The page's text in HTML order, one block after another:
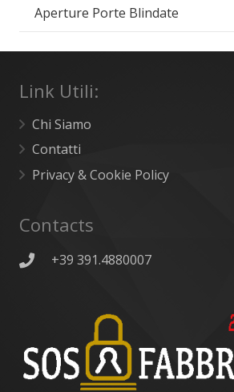
Aperture Porte Blindate
Link Utili:
Chi Siamo
Contatti
Privacy & Cookie Policy
Contacts
+39 391.4880007